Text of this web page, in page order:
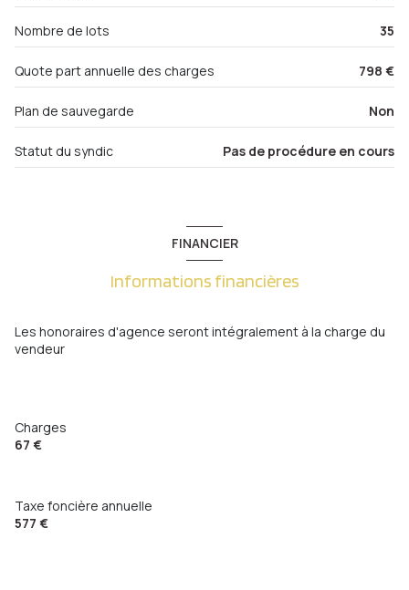
1 niveau(x)
2ème étage
4 étage(s)
quartier centre ville, Metz Gare , Nouvelle Ville, Sainte
Nombre de lots 35
Quote part annuelle des charges 798 €
Plan de sauvegarde Non
Statut du syndic Pas de procédure en cours
FINANCIER
Informations financières
Les honoraires d'agence seront intégralement à la charge du
vendeur
Charges
67 €
Taxe foncière annuelle
577 €